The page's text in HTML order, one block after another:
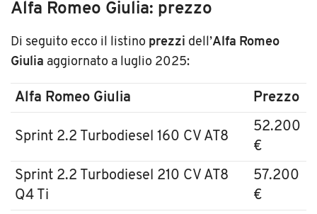
Alfa Romeo Giulia: prezzo
Di seguito ecco il listino prezzi dell’Alfa Romeo
Giulia aggiornato a luglio 2025:
Alfa Romeo Giulia Prezzo
Sprint 2.2 Turbodiesel 160 CV AT8
52.200
€
Sprint 2.2 Turbodiesel 210 CV AT8
Q4 Ti
57.200
€